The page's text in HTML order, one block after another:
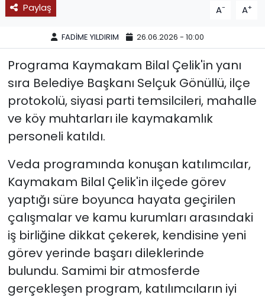
Paylaş A- A+
FADİME YILDIRIM 26.06.2026 - 10:00
Programa Kaymakam Bilal Çelik'in yanı
sıra Belediye Başkanı Selçuk Gönüllü, ilçe
protokolü, siyasi parti temsilcileri, mahalle
ve köy muhtarları ile kaymakamlık
personeli katıldı.
Veda programında konuşan katılımcılar,
Kaymakam Bilal Çelik'in ilçede görev
yaptığı süre boyunca hayata geçirilen
çalışmalar ve kamu kurumları arasındaki
iş birliğine dikkat çekerek, kendisine yeni
görev yerinde başarı dileklerinde
bulundu. Samimi bir atmosferde
gerçekleşen program, katılımcıların iyi